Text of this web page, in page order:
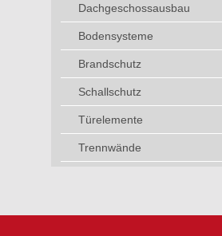
Dachgeschossausbau
Bodensysteme
Brandschutz
Schallschutz
Türelemente
Trennwände